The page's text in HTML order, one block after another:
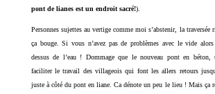
pont de lianes est un endroit sacré!).
Personnes sujettes au vertige comme moi s’abstenir, la traversée
ça bouge. Si vous n’avez pas de problèmes avec le vide
dessus de l’eau ! Dommage que le nouveau pont en béton,
faciliter le travail des villageois qui font les allers retours
juste à côté du pont en liane. Ca dénote un peu le lieu ! Mais ça